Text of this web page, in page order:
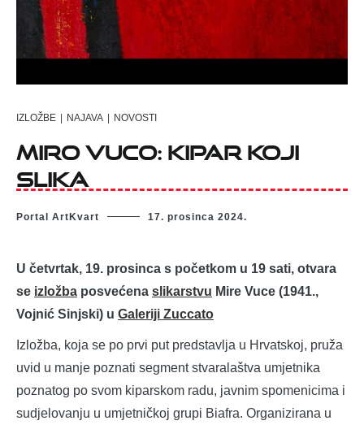
IZLOŽBE | NAJAVA | NOVOSTI
Miro Vuco: Kipar koji
slika
Portal ArtKvart 17. prosinca 2024.
U četvrtak, 19. prosinca s početkom u 19 sati, otvara
se izložba posvećena slikarstvu Mire Vuce (1941.,
Vojnić Sinjski) u Galeriji Zuccato
Izložba, koja se po prvi put predstavlja u Hrvatskoj, pruža
uvid u manje poznati segment stvaralaštva umjetnika
poznatog po svom kiparskom radu, javnim spomenicima i
sudjelovanju u umjetničkoj grupi Biafra. Organizirana u